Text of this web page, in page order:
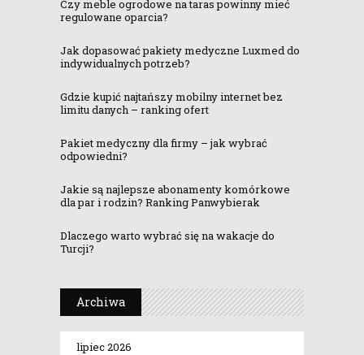
Czy meble ogrodowe na taras powinny mieć
regulowane oparcia?
Jak dopasować pakiety medyczne Luxmed do
indywidualnych potrzeb?
Gdzie kupić najtańszy mobilny internet bez
limitu danych – ranking ofert
Pakiet medyczny dla firmy – jak wybrać
odpowiedni?
Jakie są najlepsze abonamenty komórkowe
dla par i rodzin? Ranking Panwybierak
Dlaczego warto wybrać się na wakacje do
Turcji?
Archiwa
lipiec 2026